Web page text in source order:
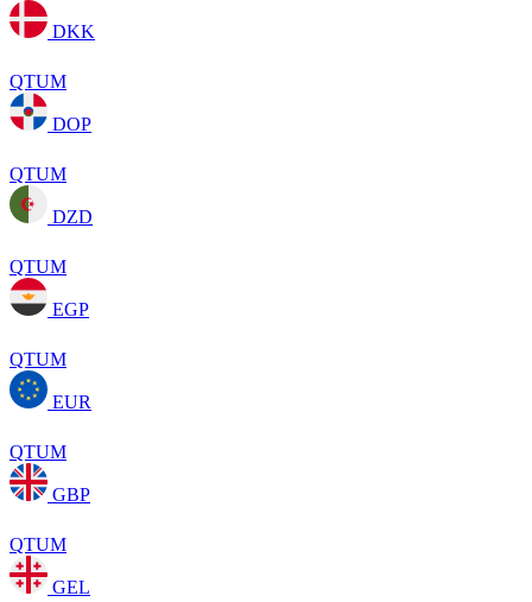
DKK
QTUM
DOP
QTUM
DZD
QTUM
EGP
QTUM
EUR
QTUM
GBP
QTUM
GEL